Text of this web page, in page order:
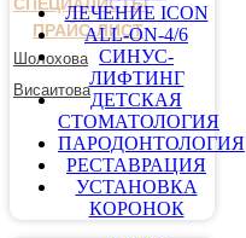
ПРАЙС-ЛИСТ
Шолохова
Висаитова
ЛЕЧЕНИЕ ICON
ALL-ON-4/6
СИНУС-
ЛИФТИНГ
ДЕТСКАЯ
СТОМАТОЛОГИЯ
ПАРОДОНТОЛОГИЯ
РЕСТАВРАЦИЯ
УСТАНОВКА
КОРОНОК